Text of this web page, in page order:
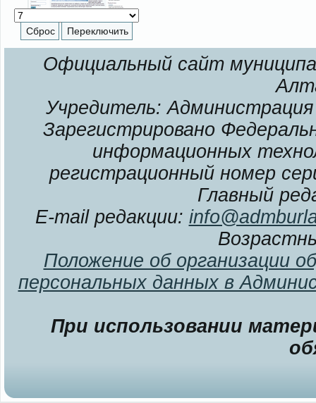
Официальный сайт
Учредитель: Администрация
Зарегистрировано
информационных
регистрационный номер
Главный
E-mail редакции:
Положение об организации
персональных данных в
При использовании